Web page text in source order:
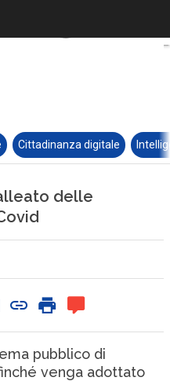
Cittadinanza digitale
delle
pubblico di
venga adottato